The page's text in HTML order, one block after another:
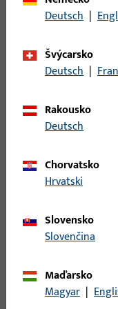
Hmotnost brutto
Pro získání informací
Deutsch |
Švýcarsko
Deutsch |
Rakousko
Deutsch
Chorvatsko
Hrvatski
Slovensko
Slovenčina
Maďarsko
Magyar |